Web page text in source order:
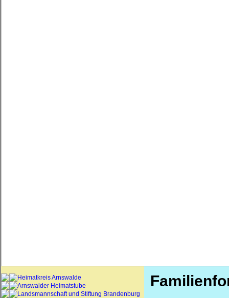
Heimatkreis Arnswalde
Arnswalder Heimatstube
Landsmannschaft und Stiftung Brandenburg